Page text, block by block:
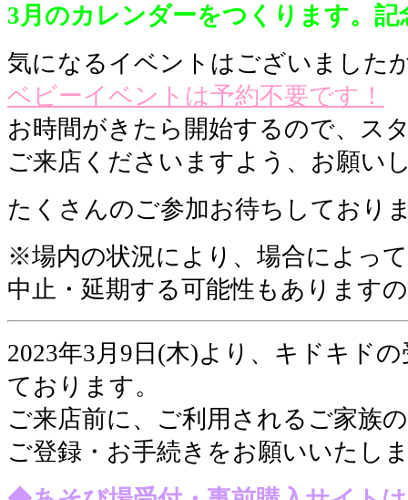
3月のカレンダーをつくります。記
気になるイベントはございました
ベビーイベントは予約不要です！
お時間がきたら開始するので、ス
ご来店くださいますよう、お願い
たくさんのご参加お待ちしており
※場内の状況により、場合によっ
中止・延期する可能性もあります
2023年3月9日(木)より、キドキド
ております。
ご来店前に、ご利用されるご家族
ご登録・お手続きをお願いいたし